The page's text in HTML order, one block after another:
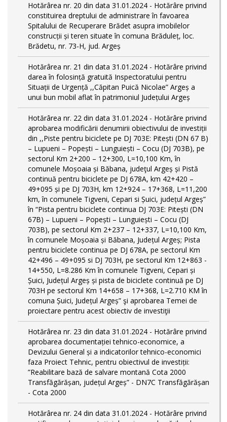
Hotărârea nr. 20 din data 31.01.2024 - Hotărâre privind
constituirea dreptului de administrare în favoarea
Spitalului de Recuperare Brădet asupra imobilelor
construcții și teren situate în comuna Brăduleț, loc.
Brădetu, nr. 73-H, jud. Argeș
Hotărârea nr. 21 din data 31.01.2024 - Hotărâre privind
darea în folosință gratuită Inspectoratului pentru
Situații de Urgență ,,Căpitan Puică Nicolae” Argeș a
unui bun mobil aflat în patrimoniul Județului Argeș
Hotărârea nr. 22 din data 31.01.2024 - Hotărâre privind
aprobarea modificării denumirii obiectivului de investiții
din ,,Piste pentru biciclete pe DJ 703E: Pitești (DN 67 B)
– Lupueni – Popești – Lunguiești – Cocu (DJ 703B), pe
sectorul Km 2+200 – 12+300, L=10,100 Km, în
comunele Moșoaia și Băbana, judeţul Argeș și Pistă
continuă pentru biciclete pe DJ 678A, km 42+420 –
49+095 și pe DJ 703H, km 12+924 – 17+368, L=11,200
km, în comunele Tigveni, Cepari si Șuici, județul Argeș”
în “Pista pentru biciclete continua DJ 703E: Pitești (DN
67B) – Lupueni – Popești – Lunguiești – Cocu (DJ
703B), pe sectorul Km 2+237 – 12+337, L=10,100 Km,
în comunele Moșoaia și Băbana, Județul Argeș; Pista
pentru biciclete continua pe DJ 678A, pe sectorul Km
42+496 – 49+095 si DJ 703H, pe sectorul Km 12+863 -
14+550, L=8.286 Km în comunele Tigveni, Cepari și
Șuici, Județul Argeș și pista de biciclete continuă pe DJ
703H pe sectorul Km 14+658 – 17+368, L=2.710 KM în
comuna Șuici, Județul Argeș” şi aprobarea Temei de
proiectare pentru acest obiectiv de investiţii
Hotărârea nr. 23 din data 31.01.2024 - Hotărâre privind
aprobarea documentației tehnico-economice, a
Devizului General și a indicatorilor tehnico-economici
faza Proiect Tehnic, pentru obiectivul de investiții:
”Reabilitare bază de salvare montană Cota 2000
Transfăgărășan, județul Argeș” - DN7C Transfăgărășan
- Cota 2000
Hotărârea nr. 24 din data 31.01.2024 - Hotărâre privind